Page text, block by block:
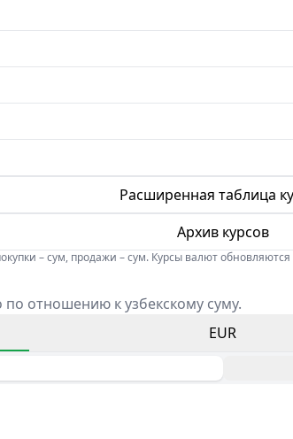
Расширенная таблица
Архив курсов
– сум, продажи – сум. Курсы валют
отношению к узбекскому суму.
EUR